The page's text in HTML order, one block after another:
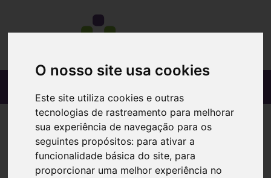
O nosso site usa cookies
Este site utiliza cookies e outras
tecnologias de rastreamento para melhorar
sua experiência de navegação para os
seguintes propósitos: para ativar a
funcionalidade básica do site, para
proporcionar uma melhor experiência no